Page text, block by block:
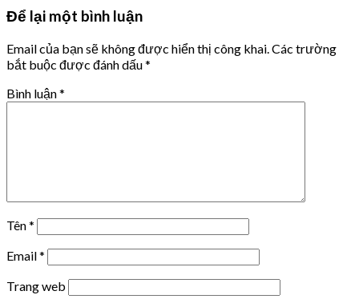
Để lại một bình luận
Email của bạn sẽ không được hiển thị công khai. Các trường
bắt buộc được đánh dấu*
Bình luận*
Tên*
Email*
Trang web